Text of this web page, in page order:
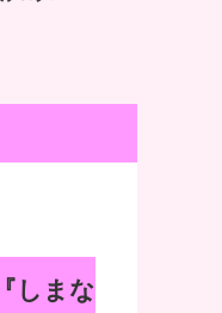
しまな